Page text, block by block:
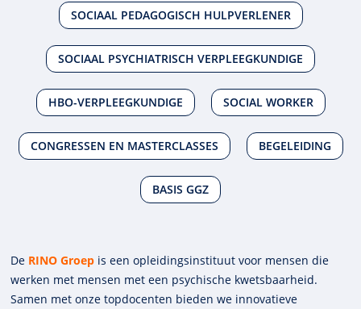
SOCIAAL PEDAGOGISCH HULPVERLENER
SOCIAAL PSYCHIATRISCH VERPLEEGKUNDIGE
HBO-VERPLEEGKUNDIGE SOCIAL WORKER
CONGRESSEN EN MASTERCLASSES BEGELEIDING
BASIS GGZ
De RINO Groep is een opleidings­insti­tuut voor mensen die
werken met mensen met een psychische kwets­baar­heid.
Samen met onze top­docenten bieden we innova­tieve